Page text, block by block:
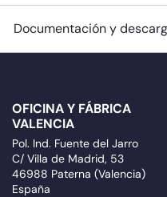
Documentación y
OFICINA Y FÁBRICA
VALENCIA
Pol. Ind. Fuente del Jarro
C/ Villa de Madrid, 53
46988 Paterna (Valencia)
España